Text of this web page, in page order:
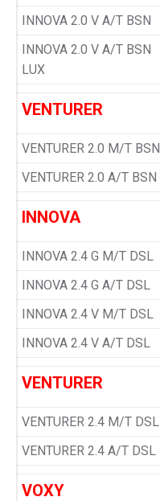
INNOVA 2.0 V A/T BSN
INNOVA 2.0 V A/T BSN
LUX
VENTURER
VENTURER 2.0 M/T BSN
VENTURER 2.0 A/T BSN
INNOVA
INNOVA 2.4 G M/T DSL
INNOVA 2.4 G A/T DSL
INNOVA 2.4 V M/T DSL
INNOVA 2.4 V A/T DSL
VENTURER
VENTURER 2.4 M/T DSL
VENTURER 2.4 A/T DSL
VOXY